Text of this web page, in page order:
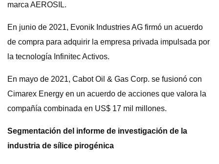
marca AEROSIL.
En junio de 2021, Evonik Industries AG firmó un acuerdo
de compra para adquirir la empresa privada impulsada por
la tecnología Infinitec Activos.
En mayo de 2021, Cabot Oil & Gas Corp. se fusionó con
Cimarex Energy en un acuerdo de acciones que valora la
compañía combinada en US$ 17 mil millones.
Segmentación del informe de investigación de la
industria de sílice pirogénica